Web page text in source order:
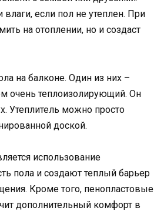
если пол не утеплен. При
на отоплении, но и создаст
на балконе. Один из них –
очень теплоизолирующий. Он
Утеплитель можно просто
доской.
использование
пола и создают теплый барьер
Кроме того, пенопластовые
дополнительный комфорт в